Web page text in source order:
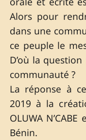
Alors pour
dans une
ce peuple le
D’où la
communauté ?
La réponse à
2019 à la
OLUWA
Bénin.